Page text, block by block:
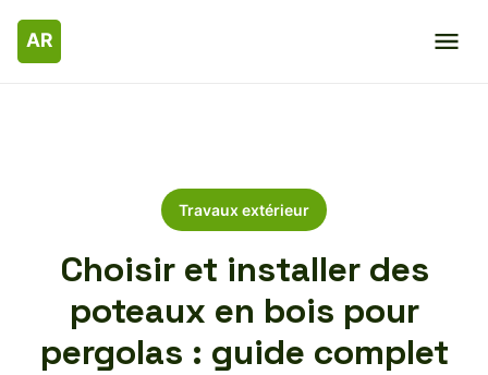
Travaux extérieur
Choisir et installer des
poteaux en bois pour
pergolas : guide complet